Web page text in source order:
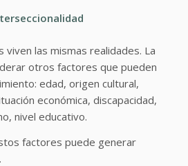
viven las mismas realidades. La
otros factores que pueden
edad, origen cultural,
económica, discapacidad,
nivel educativo.
factores puede generar